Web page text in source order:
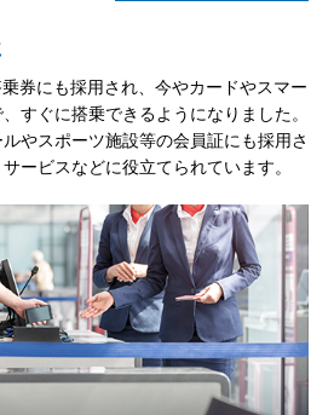
券にも採用され、今やカードやスマー
すぐに搭乗できるようになりました。
やスポーツ施設等の会員証にも採用さ
ービスなどに役立てられています。